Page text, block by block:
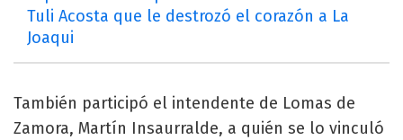
Tuli Acosta que le destrozó el corazón a La
Joaqui
También participó el intendente de Lomas de
Zamora, Martín Insaurralde, a quién se lo vinculó